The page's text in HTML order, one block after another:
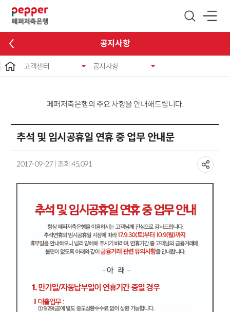
공지사항
고객센터 공지사항
페퍼저축은행의 주요 사항을 안내해드립니다.
추석 및 임시공휴일 연휴 중 업무 안내문
2017-09-27 | 조회 45,091